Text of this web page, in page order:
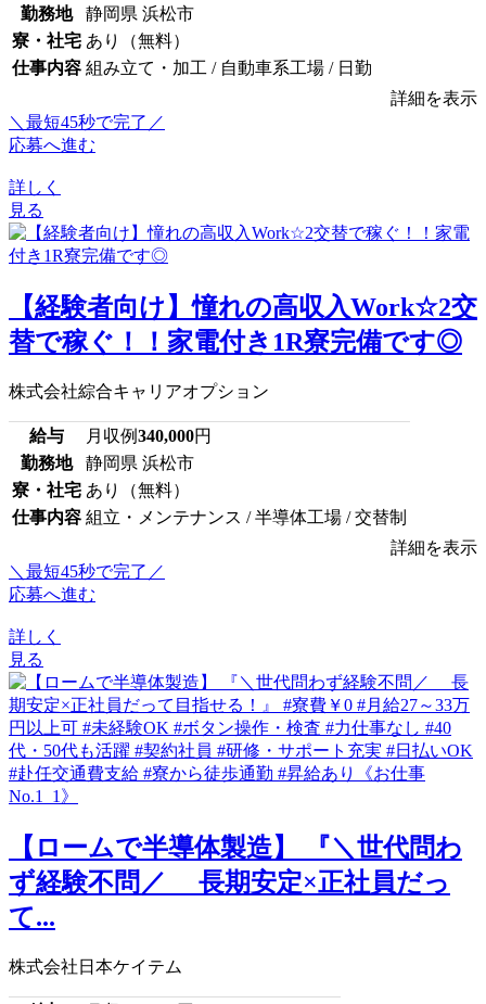
勤務地
静岡県 浜松市
寮・社宅 あり（無料）
仕事内容 組み立て・加工 / 自動車系工場 / 日勤
詳細を表示
＼最短45秒で完了／
応募へ進む
詳しく
見る
【経験者向け】憧れの高収入Work☆2交
替で稼ぐ！！家電付き1R寮完備です◎
株式会社綜合キャリアオプション
給与 月収例340,000円
勤務地
静岡県 浜松市
寮・社宅 あり（無料）
仕事内容 組立・メンテナンス / 半導体工場 / 交替制
詳細を表示
＼最短45秒で完了／
応募へ進む
詳しく
見る
【ロームで半導体製造】 『＼世代問わ
ず経験不問／ 長期安定×正社員だっ
て...
株式会社日本ケイテム